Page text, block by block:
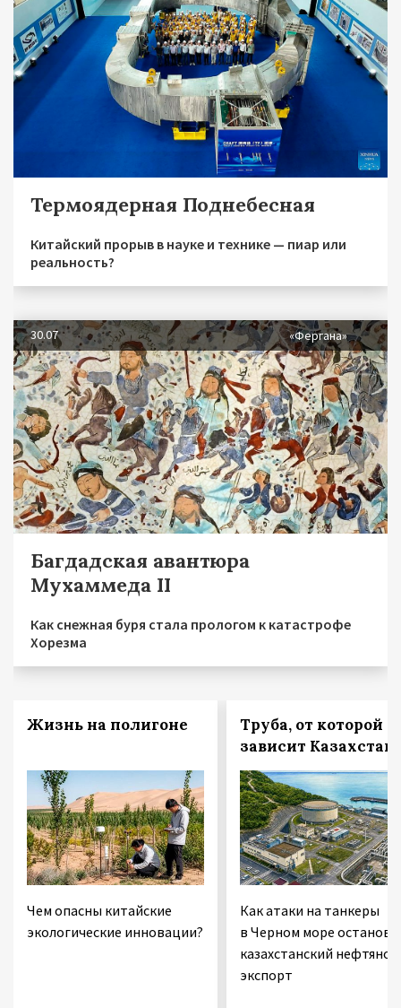
Термоядерная Поднебесная
Китайский прорыв в науке и технике — пиар или
реальность?
30.07 «Фергана»
Багдадская авантюра
Мухаммеда II
Как снежная буря стала прологом к катастрофе
Хорезма
Жизнь на полигоне
Чем опасны китайские
экологические инновации?
Труба, от которой
зависит Казахстан
Как атаки на танкеры
в Черном море
казахстанский нефтяной
экспорт